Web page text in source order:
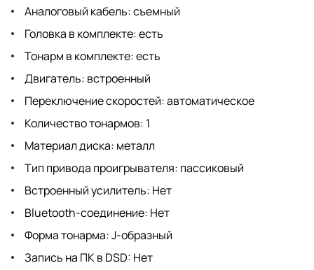
Аналоговый кабель: съемный
Головка в комплекте: есть
Тонарм в комплекте: есть
Двигатель: встроенный
Переключение скоростей: автоматическое
Количество тонармов: 1
Материал диска: металл
Тип привода проигрывателя: пассиковый
Встроенный усилитель: Нет
Bluetooth-соединение: Нет
Форма тонарма: J-образный
Запись на ПК в DSD: Нет